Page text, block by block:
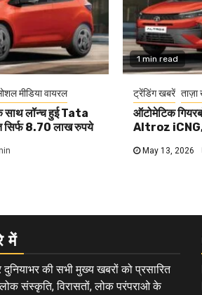
मीडिया वायरल
साथ लॉन्च हुई Tata
8.70 लाख रुपये
1 min read
ट्रेंडिंग खबरें ताज़ा
ऑटोमेटिक
Altroz iCNG,
May 13, 2026
में
की सभी मुख्य खबरों को प्रसारित
संस्कृति, विरासतों, लोक परंपराओ के